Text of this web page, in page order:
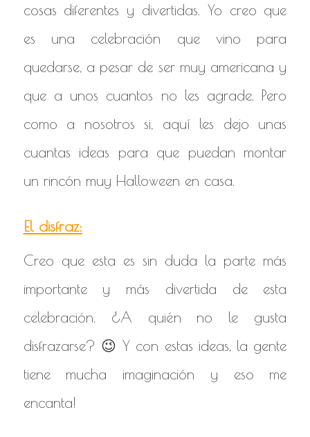
cosas diferentes y divertidas. Yo creo que
es una celebración que vino para
quedarse, a pesar de ser muy americana y
que a unos cuantos no les agrade. Pero
como a nosotros si, aquí les dejo unas
cuantas ideas para que puedan montar
un rincón muy Halloween en casa.
El disfraz:
Creo que esta es sin duda la parte más
importante y más divertida de esta
celebración. ¿A quién no le gusta
disfrazarse? 😉 Y con estas ideas, la gente
tiene mucha imaginación y eso me
encanta!